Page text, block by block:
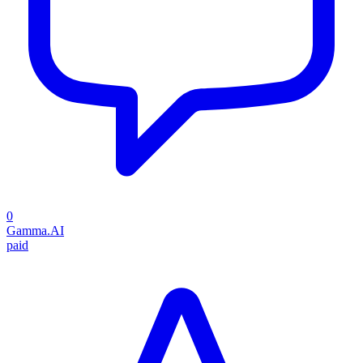
0
Gamma.AI
paid